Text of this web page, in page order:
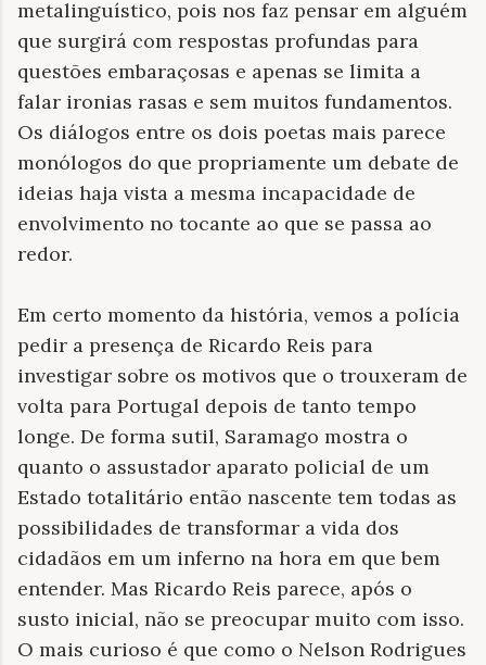
metalinguístico, pois nos faz pensar em alguém
que surgirá com respostas profundas para
questões embaraçosas e apenas se limita a
falar ironias rasas e sem muitos fundamentos.
Os diálogos entre os dois poetas mais parece
monólogos do que propriamente um debate de
ideias haja vista a mesma incapacidade de
envolvimento no tocante ao que se passa ao
redor.
Em certo momento da história, vemos a polícia
pedir a presença de Ricardo Reis para
investigar sobre os motivos que o trouxeram de
volta para Portugal depois de tanto tempo
longe. De forma sutil, Saramago mostra o
quanto o assustador aparato policial de um
Estado totalitário então nascente tem todas as
possibilidades de transformar a vida dos
cidadãos em um inferno na hora em que bem
entender. Mas Ricardo Reis parece, após o
susto inicial, não se preocupar muito com isso.
O mais curioso é que como o Nelson Rodrigues